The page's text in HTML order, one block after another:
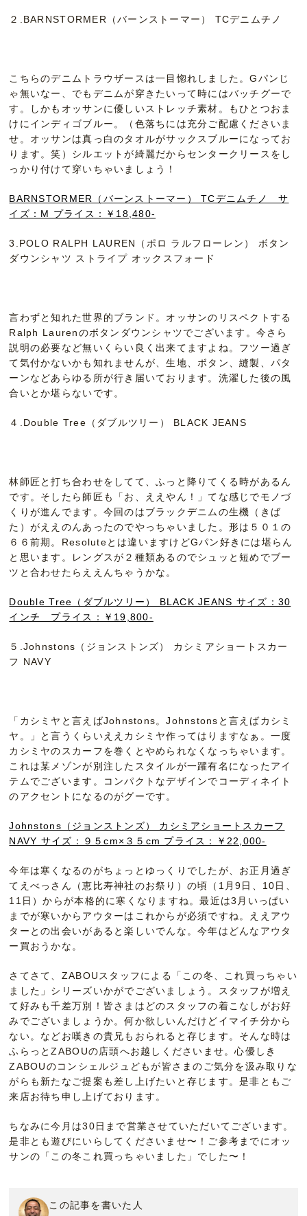
２.BARNSTORMER（バーンストーマー） TCデニムチノ
こちらのデニムトラウザースは一目惚れしました。Gパンじ
ゃ無いなー、でもデニムが穿きたいって時にはバッチグーで
す。しかもオッサンに優しいストレッチ素材。もひとつおま
けにインディゴブルー。（色落ちには充分ご配慮くださいま
せ。オッサンは真っ白のタオルがサックスブルーになってお
ります。笑）シルエットが綺麗だからセンタークリースをし
っかり付けて穿いちゃいましょう！
BARNSTORMER（バーンストーマー） TCデニムチノ サ
イズ：M プライス：￥18,480-
3.POLO RALPH LAUREN（ポロ ラルフローレン） ボタン
ダウンシャツ ストライプ オックスフォード
言わずと知れた世界的ブランド。オッサンのリスペクトする
Ralph Laurenのボタンダウンシャツでございます。今さら
説明の必要など無いくらい良く出来てますよね。フツー過ぎ
て気付かないかも知れませんが、生地、ボタン、縫製、パタ
ーンなどあらゆる所が行き届いております。洗濯した後の風
合いとか堪らないです。
４.Double Tree（ダブルツリー） BLACK JEANS
林師匠と打ち合わせをしてて、ふっと降りてくる時があるん
です。そしたら師匠も「お、ええやん！」てな感じでモノづ
くりが進んでます。今回のはブラックデニムの生機（きば
た）がええのんあったのでやっちゃいました。形は５０１の
６６前期。Resoluteとは違いますけどGパン好きには堪らん
と思います。レングスが２種類あるのでシュッと短めでブー
ツと合わせたらええんちゃうかな。
Double Tree（ダブルツリー） BLACK JEANS サイズ：30
インチ プライス：￥19,800-
５.Johnstons（ジョンストンズ） カシミアショートスカー
フ NAVY
「カシミヤと言えばJohnstons。Johnstonsと言えばカシミ
ヤ。」と言うくらいええカシミヤ作ってはりますなぁ。一度
カシミヤのスカーフを巻くとやめられなくなっちゃいます。
これは某メゾンが別注したスタイルが一躍有名になったアイ
テムでございます。コンパクトなデザインでコーディネイト
のアクセントになるのがグーです。
Johnstons（ジョンストンズ） カシミアショートスカーフ
NAVY サイズ：９５cm×３５cm プライス：￥22,000-
今年は寒くなるのがちょっとゆっくりでしたが、お正月過ぎ
てえべっさん（恵比寿神社のお祭り）の頃（1月9日、10日、
11日）からが本格的に寒くなりますね。最近は3月いっぱい
までが寒いからアウターはこれからが必須ですね。ええアウ
ターとの出会いがあると楽しいでんな。今年はどんなアウタ
ー買おうかな。
さてさて、ZABOUスタッフによる「この冬、これ買っちゃい
ました」シリーズいかがでございましょう。スタッフが増え
て好みも千差万別！皆さまはどのスタッフの着こなしがお好
みでございましょうか。何か欲しいんだけどイマイチ分から
ない。などお嘆きの貴兄もおられると存じます。そんな時は
ふらっとZABOUの店頭へお越しくださいませ。心優しき
ZABOUのコンシェルジュどもが皆さまのご気分を汲み取りな
がらも新たなご提案も差し上げたいと存じます。是非ともご
来店お待ち申し上げております。
ちなみに今月は30日まで営業させていただいてございます。
是非とも遊びにいらしてくださいませ〜！ご参考までにオッ
サンの「この冬これ買っちゃいました」でした〜！
この記事を書いた人